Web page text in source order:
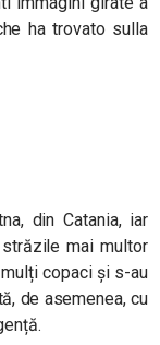
ha trovato sulla
din Catania, iar
mai multor
copaci și s-au
de asemenea, cu